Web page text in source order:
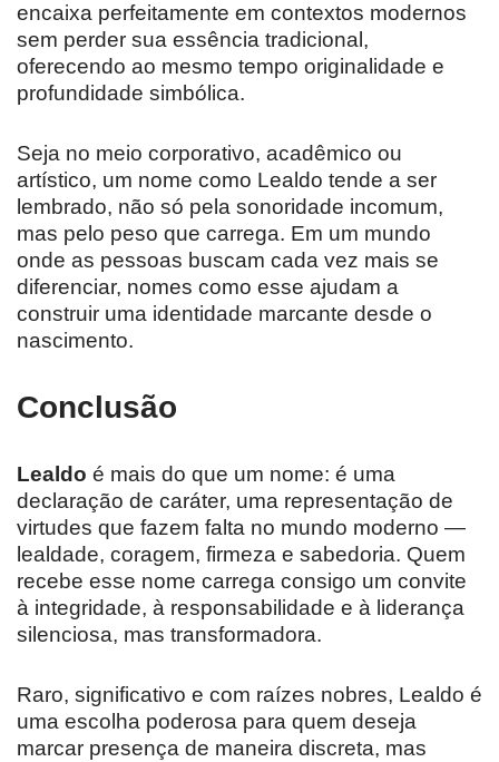
encaixa perfeitamente em contextos modernos
sem perder sua essência tradicional,
oferecendo ao mesmo tempo originalidade e
profundidade simbólica.
Seja no meio corporativo, acadêmico ou
artístico, um nome como Lealdo tende a ser
lembrado, não só pela sonoridade incomum,
mas pelo peso que carrega. Em um mundo
onde as pessoas buscam cada vez mais se
diferenciar, nomes como esse ajudam a
construir uma identidade marcante desde o
nascimento.
Conclusão
Lealdo é mais do que um nome: é uma
declaração de caráter, uma representação de
virtudes que fazem falta no mundo moderno —
lealdade, coragem, firmeza e sabedoria. Quem
recebe esse nome carrega consigo um convite
à integridade, à responsabilidade e à liderança
silenciosa, mas transformadora.
Raro, significativo e com raízes nobres, Lealdo é
uma escolha poderosa para quem deseja
marcar presença de maneira discreta, mas